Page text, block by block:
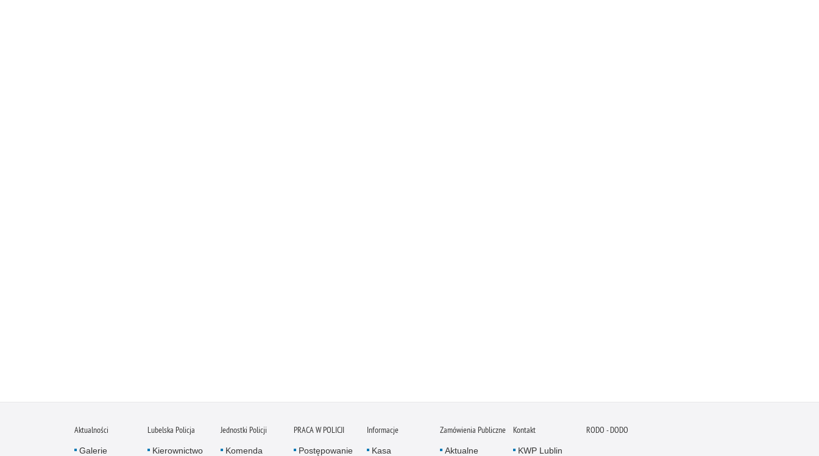
Aktualności
Galerie
Lubelska Policja
Kierownictwo
Jednostki Policji
Komenda
PRACA W POLICJI
Postępowanie
Informacje
Kasa
Zamówienia Publiczne
Aktualne
Kontakt
KWP Lublin
RODO - DODO